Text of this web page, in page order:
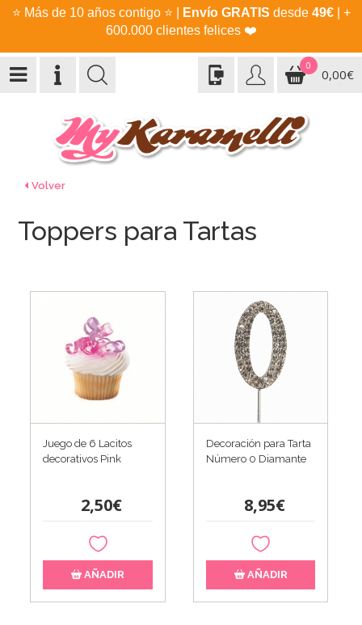
⭐ Más de 10 años contigo ⭐ Envío GRATIS desde 49€| +
600.000 clientes felices ❤️
0
0,00€
Volver
Toppers para Tartas
Juego de 6 Lacitos
decorativos Pink
2,50€
AÑADIR
Decoración para Tarta
Número 0 Diamante
8,95€
AÑADIR